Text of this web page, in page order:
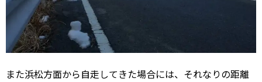
また浜松方面から自走してきた場合には、それなりの距離